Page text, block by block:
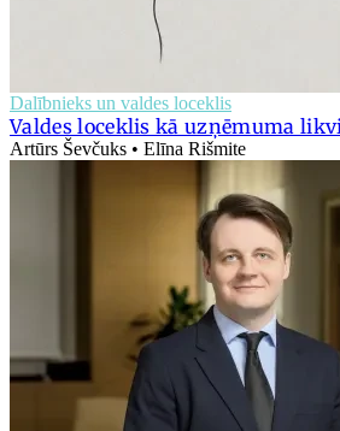
Dalībnieks un valdes loceklis
Valdes loceklis kā uzņēmuma
Artūrs Ševčuks • Elīna Rišmite